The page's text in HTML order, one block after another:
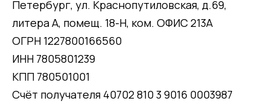
Петербург, ул. Краснопутиловская, д.69,
литера А, помещ. 18-Н, ком. ОФИС 213А
ОГРН 1227800166560
ИНН 7805801239
КПП 780501001
Счёт получателя 40702 810 3 9016 0003987